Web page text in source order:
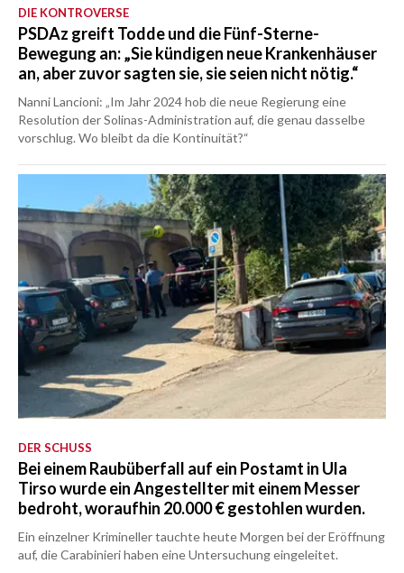
DIE KONTROVERSE
PSDAz greift Todde und die Fünf-Sterne-
Bewegung an: „Sie kündigen neue Krankenhäuser
an, aber zuvor sagten sie, sie seien nicht nötig.“
Nanni Lancioni: „Im Jahr 2024 hob die neue Regierung eine
Resolution der Solinas-Administration auf, die genau dasselbe
vorschlug. Wo bleibt da die Kontinuität?“
DER SCHUSS
Bei einem Raubüberfall auf ein Postamt in Ula
Tirso wurde ein Angestellter mit einem Messer
bedroht, woraufhin 20.000 € gestohlen wurden.
Ein einzelner Krimineller tauchte heute Morgen bei der Eröffnung
auf, die Carabinieri haben eine Untersuchung eingeleitet.